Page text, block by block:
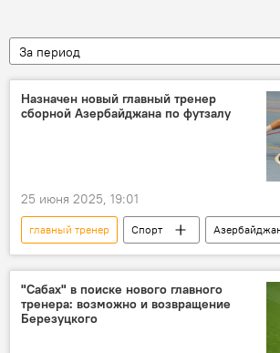
За период
Назначен новый главный тренер
сборной Азербайджана по футзалу
25 июня 2025, 19:01
главный тренер Спорт
АФФА
сборная Азербайджана
национальная команда
наставник
Назначение
ФК "Араз Нахчыван"
"Сабах" в поиске нового главного
тренера: возможно и возвращение
Березуцкого